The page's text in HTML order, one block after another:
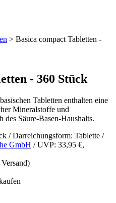
> Basica compact Tabletten -
- 360 Stück
Tabletten enthalten eine
Mineralstoffe und
des Säure-Basen-Haushalts.
/ Darreichungsform: Tablette /
GmbH / UVP: 33,95 €,